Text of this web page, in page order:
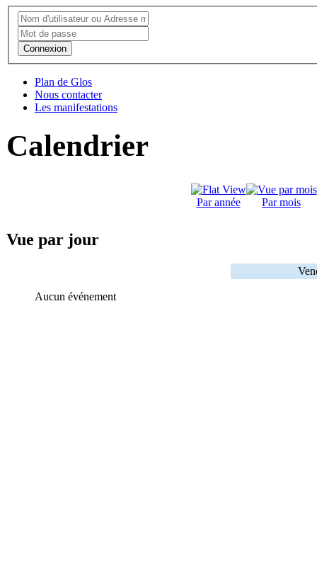
Connexion
Plan de Glos
Nous contacter
Les manifestations
Calendrier
Par année Par mois
Vue par jour
Aucun événement